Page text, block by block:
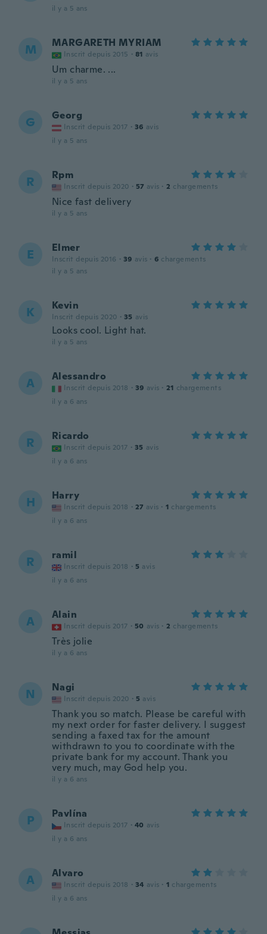
il y a 5 ans
M MARGARETH MYRIAM
Inscrit depuis 2015 · 81 avis
Um charme. ...
il y a 5 ans
G Georg
Inscrit depuis 2017 · 36 avis
il y a 5 ans
R Rpm
Inscrit depuis 2020 · 57 avis · 2 chargements
Nice fast delivery
il y a 5 ans
E Elmer
Inscrit depuis 2016 · 39 avis · 6 chargements
il y a 5 ans
K Kevin
Inscrit depuis 2020 · 35 avis
Looks cool. Light hat.
il y a 5 ans
A Alessandro
Inscrit depuis 2018 · 39 avis · 21 chargements
il y a 6 ans
R Ricardo
Inscrit depuis 2017 · 35 avis
il y a 6 ans
H Harry
Inscrit depuis 2018 · 27 avis · 1 chargements
il y a 6 ans
R ramil
Inscrit depuis 2018 · 5 avis
il y a 6 ans
A Alain
Inscrit depuis 2017 · 50 avis · 2 chargements
Très jolie
il y a 6 ans
N Nagi
Inscrit depuis 2020 · 5 avis
Thank you so match. Please be careful with
my next order for faster delivery. I suggest
sending a faxed tax for the amount
withdrawn to you to coordinate with the
private bank for my account. Thank you
very much, may God help you.
il y a 6 ans
P Pavlína
Inscrit depuis 2017 · 40 avis
il y a 6 ans
A Alvaro
Inscrit depuis 2018 · 34 avis · 1 chargements
il y a 6 ans